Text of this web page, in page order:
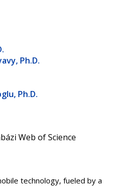
Ph.D.
Ph.D.
Web of Science
technology, fueled by a